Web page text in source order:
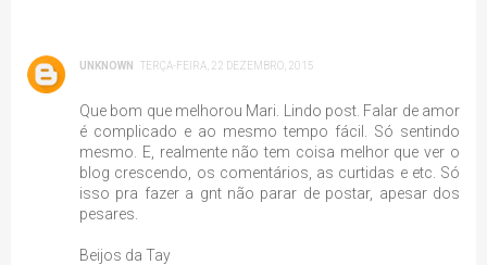
UNKNOWN TERÇA-FEIRA, 22 DEZEMBRO, 2015
Que bom que melhorou Mari. Lindo post. Falar de amor
é complicado e ao mesmo tempo fácil. Só sentindo
mesmo. E, realmente não tem coisa melhor que ver o
blog crescendo, os comentários, as curtidas e etc. Só
isso pra fazer a gnt não parar de postar, apesar dos
pesares.
Beijos da Tay